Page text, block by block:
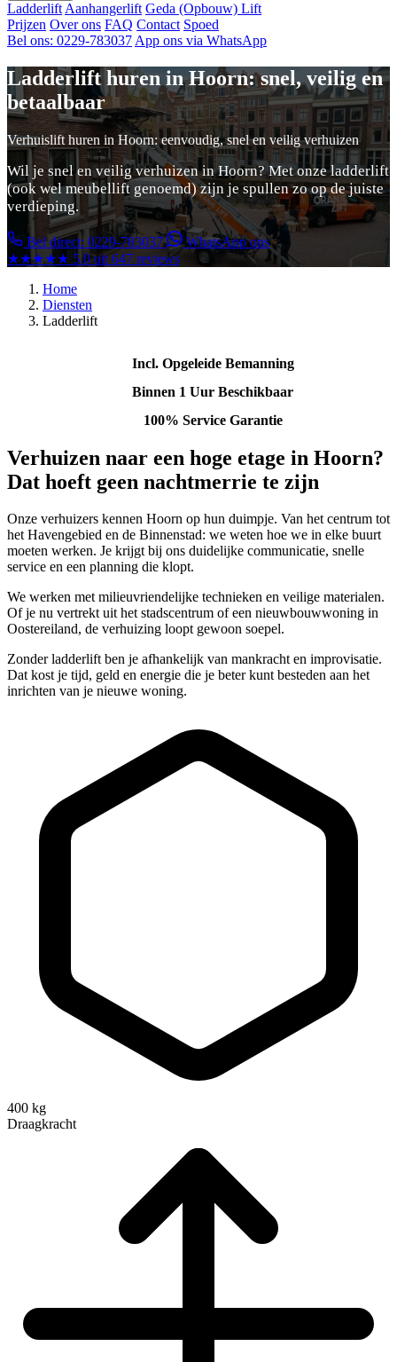
Ladderlift Aanhangerlift Geda (Opbouw) Lift
Prijzen Over ons FAQ Contact Spoed
Bel ons: 0229-783037 App ons via WhatsApp
Ladderlift huren in Hoorn: snel, veilig en
betaalbaar
Verhuislift huren in Hoorn: eenvoudig, snel en veilig verhuizen
Wil je snel en veilig verhuizen in Hoorn? Met onze ladderlift
(ook wel meubellift genoemd) zijn je spullen zo op de juiste
verdieping.
Bel direct: 0229-783037
WhatsApp ons
★★★★★ 5.0 uit 647 reviews
Home
Diensten
Ladderlift
Incl. Opgeleide Bemanning
Binnen 1 Uur Beschikbaar
100% Service Garantie
Verhuizen naar een hoge etage in Hoorn?
Dat hoeft geen nachtmerrie te zijn
Onze verhuizers kennen Hoorn op hun duimpje. Van het centrum tot
het Havengebied en de Binnenstad: we weten hoe we in elke buurt
moeten werken. Je krijgt bij ons duidelijke communicatie, snelle
service en een planning die klopt.
We werken met milieuvriendelijke technieken en veilige materialen.
Of je nu vertrekt uit het stadscentrum of een nieuwbouwwoning in
Oostereiland, de verhuizing loopt gewoon soepel.
Zonder ladderlift ben je afhankelijk van mankracht en improvisatie.
Dat kost je tijd, geld en energie die je beter kunt besteden aan het
inrichten van je nieuwe woning.
400 kg
Draagkracht